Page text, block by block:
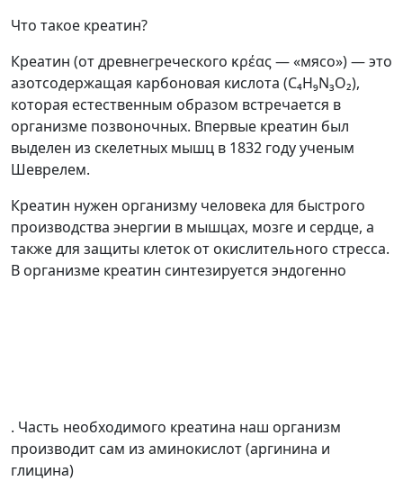
Что такое креатин?
Креатин (от древнегреческого κρέας — «мясо») — это
азотсодержащая карбоновая кислота (C₄H₉N₃O₂),
которая естественным образом встречается в
организме позвоночных. Впервые креатин был
выделен из скелетных мышц в 1832 году ученым
Шеврелем.
Креатин нужен организму человека для быстрого
производства энергии в мышцах, мозге и сердце, а
также для защиты клеток от окислительного стресса.
В организме креатин синтезируется эндогенно
. Часть необходимого креатина наш организм
производит сам из аминокислот (аргинина и
глицина)